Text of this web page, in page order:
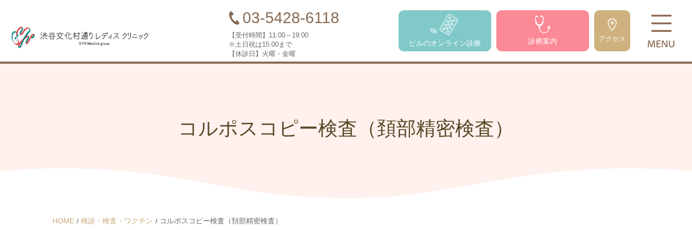
03-5428-6118
【受付時間】 11:00～19:00
※土日祝は15:00まで
【休診日】 火曜・金曜
ピルのオンライン診療 診療案内 アクセス
コルポスコピー検査（頚部精密検査）
HOME 検診・検査・ワクチン コルポスコピー検査（頚部精密検査）